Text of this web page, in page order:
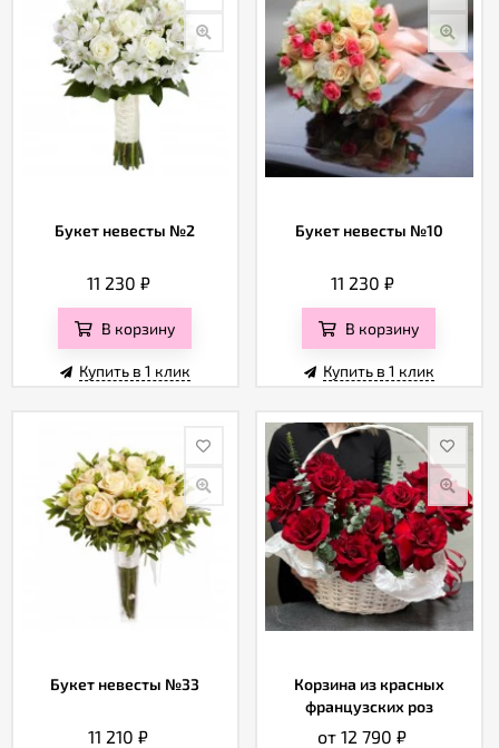
Букет невесты №2
11 230 ₽
В корзину
Купить в 1 клик
Букет невесты №10
11 230 ₽
В корзину
Купить в 1 клик
Букет невесты №33
11 210₽
Корзина из красных
французских роз
от 12 790₽